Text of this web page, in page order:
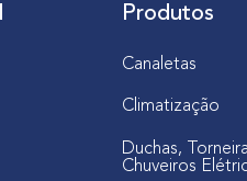
Produtos
Canaletas
Climatização
Duchas,
Chuveiros